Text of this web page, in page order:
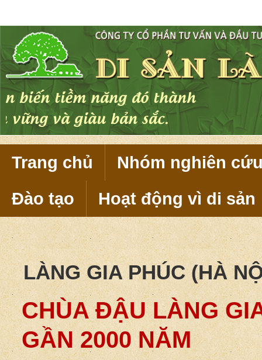
Di sản làng Việt là tiềm năng văn
nguồn lực để phát triển nông thôn
Trang chủ
Nhóm nghiên
Đào tạo
Hoạt động vì di sản
LÀNG GIA PHÚC (HÀ
CHÙA ĐẬU LÀNG
GẦN 2000 NĂM